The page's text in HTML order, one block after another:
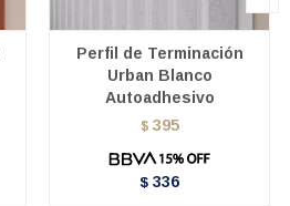
Perfil de Terminación
Urban Blanco
Autoadhesivo
$ 395
$ 336